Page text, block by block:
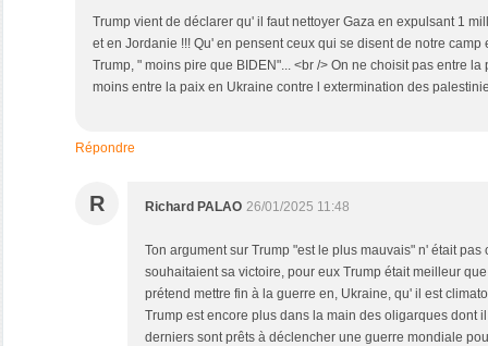
Trump vient de déclarer qu' il faut nettoyer Gaza en expulsant 1
et en Jordanie !!! Qu' en pensent ceux qui se disent de notre
Trump, " moins pire que BIDEN"... <br /> On ne choisit pas entre
moins entre la paix en Ukraine contre l extermination des
Répondre
R Richard PALAO 26/01/2025 11:48
Ton argument sur Trump "est le plus mauvais" n' était
souhaitaient sa victoire, pour eux Trump était meilleur
prétend mettre fin à la guerre en, Ukraine, qu' il est
Trump est encore plus dans la main des oligarques dont
derniers sont prêts à déclencher une guerre mondiale